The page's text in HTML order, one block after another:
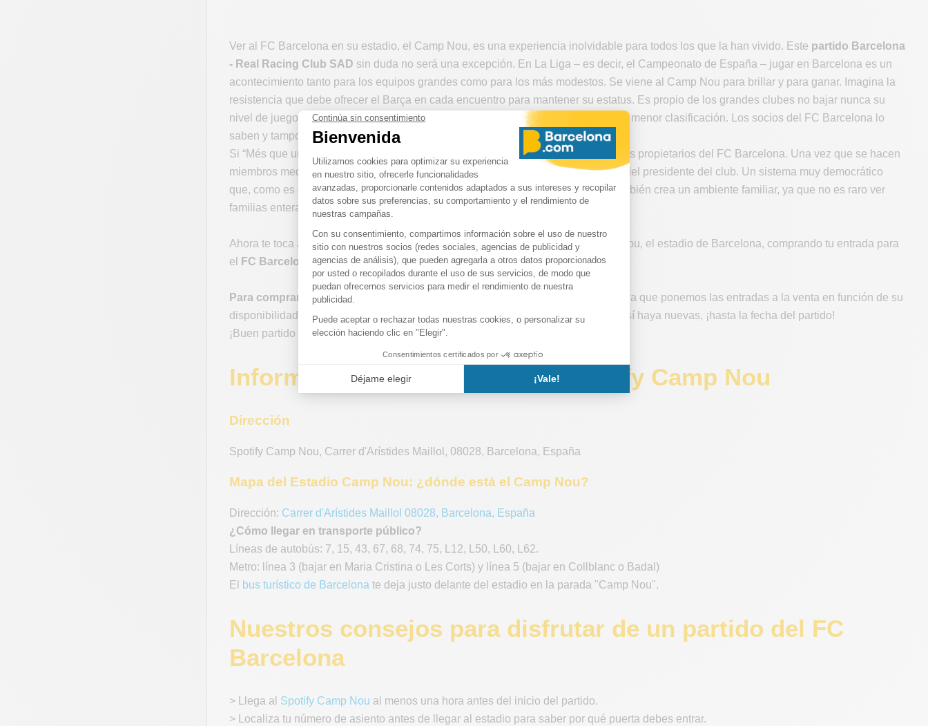
Ver al FC Barcelona en su estadio, el Camp Nou, es una experiencia inolvidable para todos los que la han vivido. Este partido Barcelona
- Real Racing Club SAD sin duda no será una excepción. En La Liga – es decir, el Campeonato de España – jugar en Barcelona es un
acontecimiento tanto para los equipos grandes como para los más modestos. Se viene al Camp Nou para brillar y para ganar. Imagina la
resistencia que debe ofrecer el Barça en cada encuentro para mantener su estatus. Es propio de los grandes clubes no bajar nunca su
nivel de juego, ni siquiera en partidos con menos importancia o contra equipos de menor clasificación. Los socios del FC Barcelona lo
saben y tampoco bajan nunca la guardia.
Si “Més que un club” es su lema, no hay que olvidar que los socios también son los propietarios del FC Barcelona. Una vez que se hacen
miembros mediante una suscripción anual, tienen derecho a votar en la elección del presidente del club. Un sistema muy democrático
que, como es de esperar, alimenta el entusiasmo del público en cada partido. También crea un ambiente familiar, ya que no es raro ver
familias enteras asistiendo al estadio para cada encuentro.
Ahora te toca a ti vivir esta emoción incomparable de ver un partido en el Camp Nou, el estadio de Barcelona, comprando tu entrada para
el
FC Barcelona - Real Racing Club SAD.
Para comprar entradas del FC Barcelona:
Vuelve regularmente a esta página, ya que ponemos las entradas a la venta en función de su
disponibilidad. Si un día no hay entradas disponibles, puede que al día siguiente sí haya nuevas, ¡hasta la fecha del partido!
¡Buen partido en Barcelona!
Información sobre el estadio Spotify Camp Nou
Dirección
Spotify Camp Nou, Carrer d'Arístides Maillol , 08028, Barcelona, España
Mapa del Estadio Camp Nou: ¿dónde está el Camp Nou?
Dirección: Carrer d'Arístides Maillol 08028, Barcelona, España
¿Cómo llegar en transporte público?
Líneas de autobús: 7, 15, 43, 67, 68, 74, 75, L12, L50, L60, L62.
Metro: línea 3 (bajar en Maria Cristina o Les Corts) y línea 5 (bajar en Collblanc o Badal)
El
bus turístico de Barcelona te deja justo delante del estadio en la parada "Camp Nou".
Nuestros consejos para disfrutar de un partido del FC
Barcelona
> Llega al Spotify Camp Nou al menos una hora antes del inicio del partido.
> Localiza tu número de asiento antes de llegar al estadio para saber por qué puerta debes entrar.